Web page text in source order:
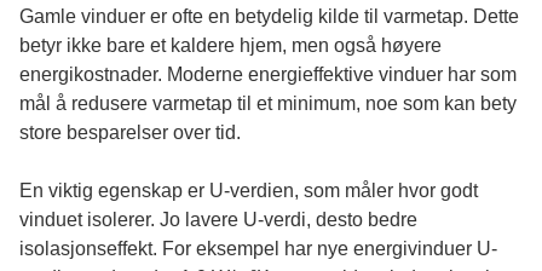
Gamle vinduer er ofte en betydelig kilde til varmetap. Dette
betyr ikke bare et kaldere hjem, men også høyere
energikostnader. Moderne energieffektive vinduer har som
mål å redusere varmetap til et minimum, noe som kan bety
store besparelser over tid.
En viktig egenskap er U-verdien, som måler hvor godt
vinduet isolerer. Jo lavere U-verdi, desto bedre
isolasjonseffekt. For eksempel har nye energivinduer U-